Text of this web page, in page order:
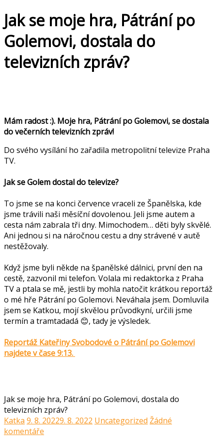
Jak se moje hra, Pátrání po
Golemovi, dostala do
televizních zpráv?
Mám radost :). Moje hra, Pátrání po Golemovi, se dostala
do večerních televizních zpráv!
Do svého vysílání ho zařadila metropolitní televize Praha
TV.
Jak se Golem dostal do televize?
To jsme se na konci července vraceli ze Španělska, kde
jsme trávili naši měsíční dovolenou. Jeli jsme autem a
cesta nám zabrala tři dny. Mimochodem… děti byly skvělé.
Ani jednou si na náročnou cestu a dny strávené v autě
nestěžovaly.
Když jsme byli někde na španělské dálnici, první den na
cestě, zazvonil mi telefon. Volala mi redaktorka z Praha
TV a ptala se mě, jestli by mohla natočit krátkou reportáž
o mé hře Pátrání po Golemovi. Neváhala jsem. Domluvila
jsem se Katkou, mojí skvělou průvodkyní, určili jsme
termín a tramtadadá 😊, tady je výsledek.
Reportáž Kateřiny Svobodové o Pátrání po Golemovi
najdete v čase 9:13.
Jak se moje hra, Pátrání po Golemovi, dostala do
televizních zpráv?
Katka 9. 8. 20229. 8. 2022 Uncategorized Žádné
komentáře